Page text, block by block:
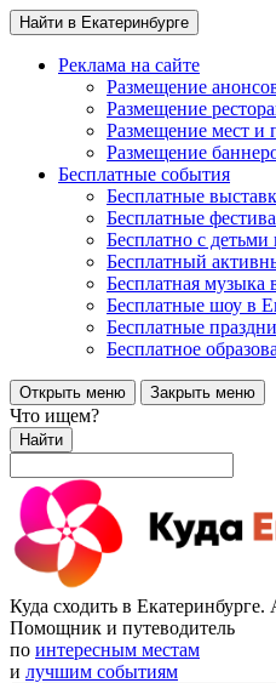
Найти в Екатеринбурге
Реклама на сайте
Размещение
Размещение
Размещение мест и
Размещение
Бесплатные события
Бесплатные
Бесплатные
Бесплатно с детьми
Бесплатный
Бесплатная музыка
Бесплатные шоу в
Бесплатные
Бесплатное
Открыть меню Закрыть меню
Что ищем?
Найти
Куда сходить в
Помощник и путеводитель
по интересным местам
и лучшим событиям